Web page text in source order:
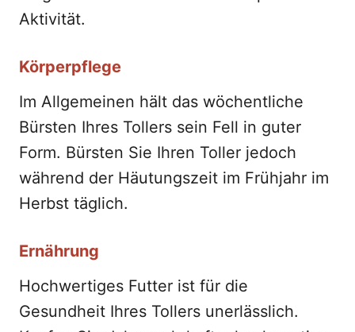
Aktivität.
Körperpflege
Im Allgemeinen hält das wöchentliche
Bürsten Ihres Tollers sein Fell in guter
Form. Bürsten Sie Ihren Toller jedoch
während der Häutungszeit im Frühjahr im
Herbst täglich.
Ernährung
Hochwertiges Futter ist für die
Gesundheit Ihres Tollers unerlässlich.